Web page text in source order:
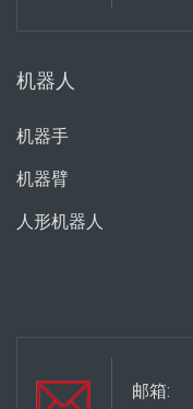
机器人
机器手
机器臂
人形机器人
邮箱: